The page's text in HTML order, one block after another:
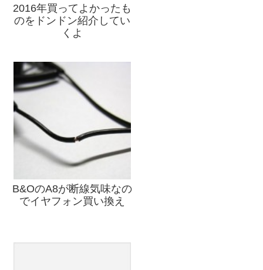
2016年買ってよかったも
のをドンドン紹介してい
くよ
B&OのA8が断線気味なの
でイヤフォン買い換え